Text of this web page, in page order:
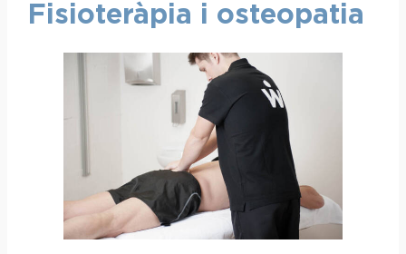
Fisioteràpia i osteopatia